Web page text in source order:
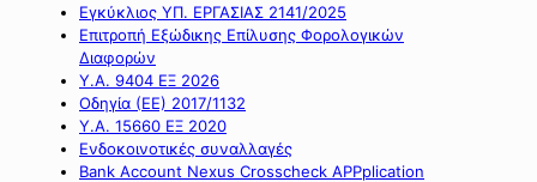
Εγκύκλιος ΥΠ. ΕΡΓΑΣΙΑΣ 2141/2025
Επιτροπή Εξώδικης Επίλυσης Φορολογικών
Διαφορών
Υ.Α. 9404 ΕΞ 2026
Οδηγία (ΕΕ) 2017/1132
Υ.Α. 15660 ΕΞ 2020
Ενδοκοινοτικές συναλλαγές
Bank Account Nexus Crosscheck APPplication